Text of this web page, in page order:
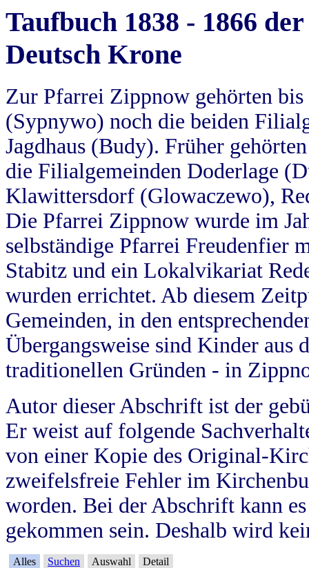
Taufbuch 1838 - 1866
Deutsch Krone
Zur Pfarrei Zippnow gehörten
(Sypnywo) noch die beiden
Jagdhaus (Budy). Früher
die Filialgemeinden Doderlage
Klawittersdorf (Glowaczewo),
Die Pfarrei Zippnow wurde im
selbständige Pfarrei Freudenfier
Stabitz und ein Lokalvikariat
wurden errichtet. Ab diesem
Gemeinden, in den
Übergangsweise sind Kinder aus
traditionellen Gründen - in
Autor dieser Abschrift ist der
Er weist auf folgende
von einer Kopie des Original-
zweifelsfreie Fehler im
worden. Bei der Abschrift kann
gekommen sein. Deshalb wird
Alles Suchen Auswahl Detail